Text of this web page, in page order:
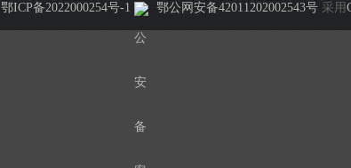
鄂ICP备2022000254号-1 鄂公网安备42011202002543号 采用